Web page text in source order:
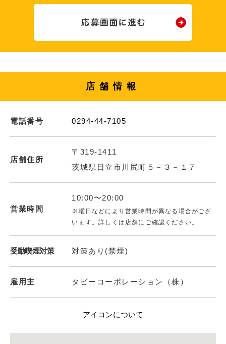
店舗情報
電話番号 0294-44-7105
店舗住所
〒319-1411
茨城県日立市川尻町５－３－１７
営業時間
10:00〜20:00
※曜日などにより営業時間が異なる場合がござ
います。詳しくは店舗にご確認ください。
受動喫煙対策 対策あり(禁煙)
雇用主 タビーコーポレーション（株）
アイコンについて